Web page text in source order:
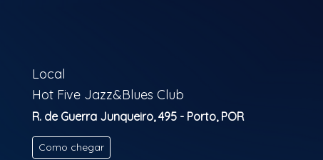
Local
Hot Five Jazz&Blues Club
R. de Guerra Junqueiro, 495 - Porto, POR
Como chegar